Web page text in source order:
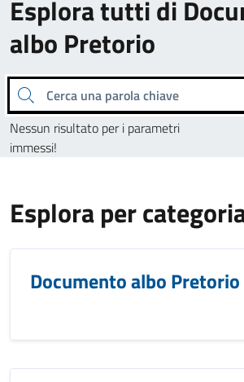
Esplora tutti di
albo Pretorio
Cerca una parola chiave
Nessun risultato per i parametri
immessi!
Esplora per
Documento albo Pretorio